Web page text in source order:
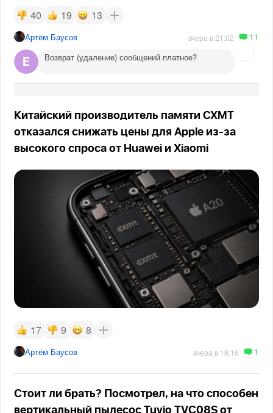
40 19 13
Артём Баусов вчера в 21:02 11
Возврат (удаление) сообщений платное?
Китайский производитель памяти CXMT
отказался снижать цены для Apple из-за
высокого спроса от Huawei и Xiaomi
17 9 8
Артём Баусов вчера в 19:16 1
Стоит ли брать? Посмотрел, на что способен
вертикальный пылесос Tuvio TVC08S от